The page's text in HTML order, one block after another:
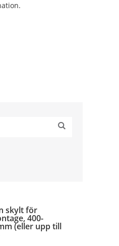
skylt för
400-
(eller upp till